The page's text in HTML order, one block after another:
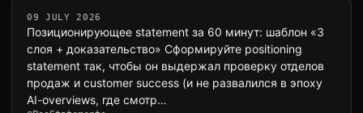
09 JULY 2026
Позиционирующее statement за 60 минут: шаблон «3
слоя + доказательство» Сформируйте positioning
statement так, чтобы он выдержал проверку отделов
продаж и customer success (и не развалился в эпоху
AI-overviews, где смотр…